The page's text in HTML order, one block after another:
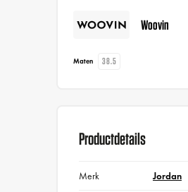
Woovin
Maten 38.5
Productdetails
Merk Jordan